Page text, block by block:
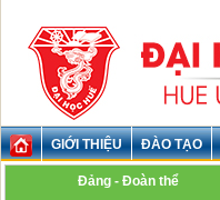
GIỚI THIỆU ĐÀO TẠO
Đảng - Đoàn thể